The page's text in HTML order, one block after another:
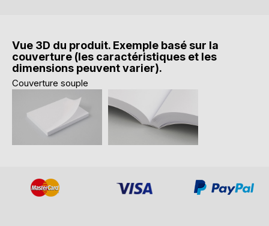
Vue 3D du produit. Exemple basé sur la
couverture (les caractéristiques et les
dimensions peuvent varier).
Couverture souple